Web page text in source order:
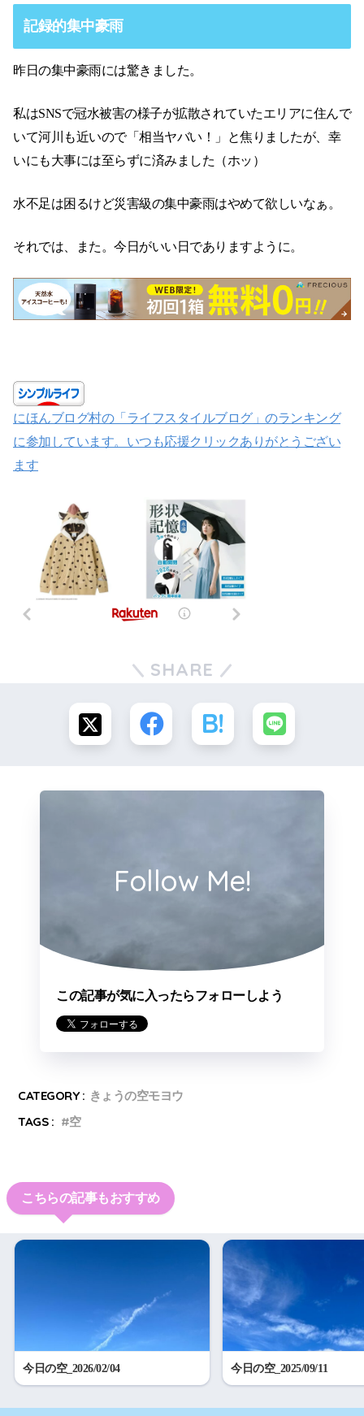
記録的集中豪雨
昨日の集中豪雨には驚きました。
私はSNSで冠水被害の様子が拡散されていたエリアに住んで
いて河川も近いので「相当ヤバい！」と焦りましたが、幸
いにも大事には至らずに済みました（ホッ）
水不足は困るけど災害級の集中豪雨はやめて欲しいなぁ。
それでは、また。今日がいい日でありますように。
にほんブログ村の「ライフスタイルブログ」のランキング
に参加しています。いつも応援クリックありがとうござい
ます
SHARE
Follow Me!
この記事が気に入ったらフォローしよう
CATEGORY : きょうの空モヨウ
TAGS :
空
こちらの記事もおすすめ
今日の空_2026/02/04 今日の空_2025/09/11